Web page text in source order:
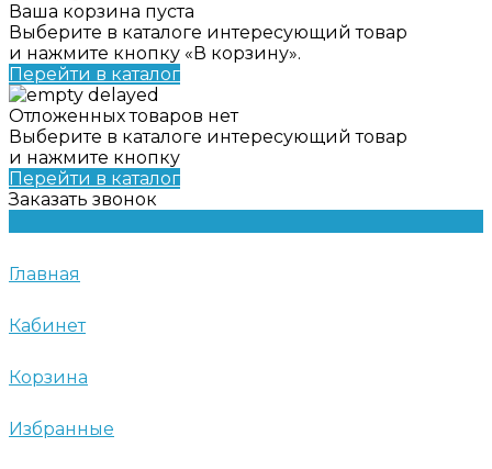
Ваша корзина пуста
Выберите в каталоге интересующий товар
и нажмите кнопку «В корзину».
Перейти в каталог
Отложенных товаров нет
Выберите в каталоге интересующий товар
и нажмите кнопку
Перейти в каталог
Заказать звонок
Главная
Кабинет
Корзина
Избранные